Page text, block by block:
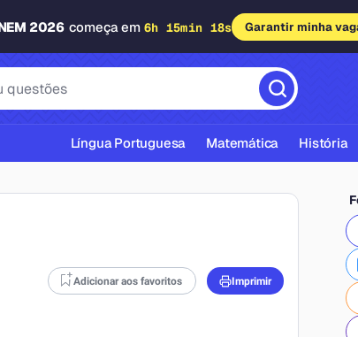
2026 começa em 6h 15min 17s Garantir minha
Língua Portuguesa Matemática História
Adicionar aos favoritos Imprimir